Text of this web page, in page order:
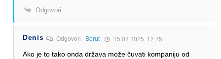
Odgovori
Denis Odgovori Borut 15.03.2025. 12:25
Ako je to tako onda država može čuvati kompaniju od